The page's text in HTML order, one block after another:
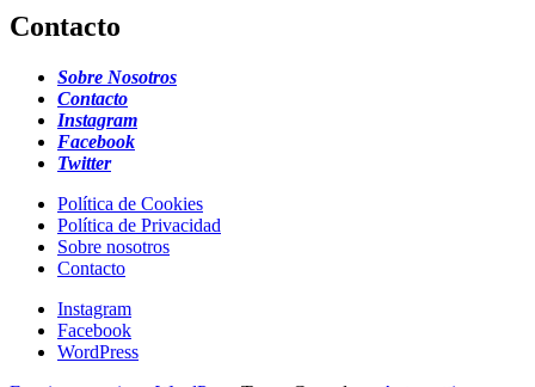
Contacto
Sobre Nosotros
Contacto
Instagram
Facebook
Twitter
Política de Cookies
Política de Privacidad
Sobre nosotros
Contacto
Instagram
Facebook
WordPress